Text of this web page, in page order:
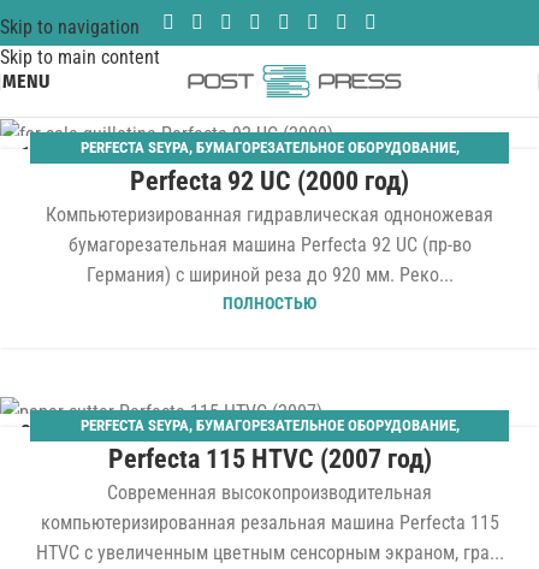
Skip to navigation
Skip to main content
MENU
10 PERFECTA SEYPA, БУМАГОРЕЗАТЕЛЬНОЕ ОБОРУДОВАНИЕ,
ОДНОНОЖЕВЫЕ
ШИРИНА 920 ММ
Perfecta 92 UC (2000 год)
Компьютеризированная гидравлическая одноножевая
бумагорезательная машина Perfecta 92 UC (пр-во
Германия) с шириной реза до 920 мм. Реко...
ПОЛНОСТЬЮ
08 PERFECTA SEYPA, БУМАГОРЕЗАТЕЛЬНОЕ ОБОРУДОВАНИЕ,
ОДНОНОЖЕВЫЕ, ШИРИНА 1550 ММ
Perfecta 115 HTVC (2007 год)
Современная высокопроизводительная
компьютеризированная резальная машина Perfecta 115
HTVC с увеличенным цветным сенсорным экраном, гра...